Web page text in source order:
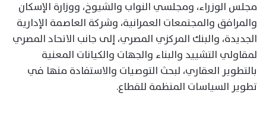
مجلس الوزراء، ومجلسي النواب والشيوخ، ووزارة الإسكان
والمرافق والمجتمعات العمرانية، وشركة العاصمة الإدارية
الجديدة، والبنك المركزي المصري، إلى جانب الاتحاد المصري
لمقاولي التشييد والبناء والجهات والكيانات المعنية
بالتطوير العقاري، لبحث التوصيات والاستفادة منها في
تطوير السياسات المنظمة للقطاع.